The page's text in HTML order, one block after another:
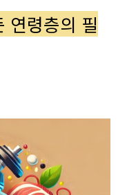
연령층의 필